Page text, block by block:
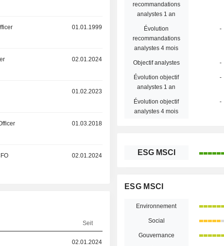
01.01.1999
02.01.2024
01.02.2023
01.03.2018
02.01.2024
Seit
02.01.2024
recommandations
analystes 1 an
Évolution
recommandations
analystes 4 mois
-
Objectif analystes -
Évolution objectif
analystes 1 an
-
Évolution objectif
analystes 4 mois
-
ESG MSCI
ESG MSCI
Environnement
Social
Gouvernance